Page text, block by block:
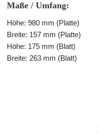
Maße / Umfang:
Höhe: 980 mm (Platte)
Breite: 157 mm (Platte)
Höhe: 175 mm (Blatt)
Breite: 263 mm (Blatt)